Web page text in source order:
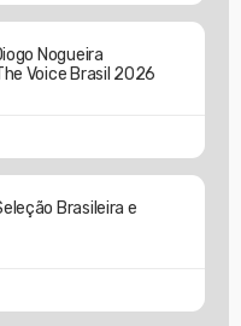
Nogueira
Voice Brasil 2026
Brasileira e